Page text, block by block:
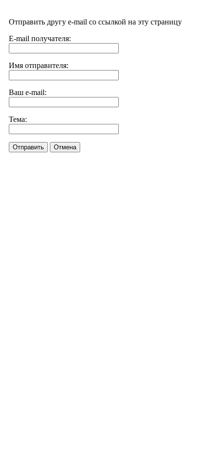
Отправить другу e-mail со ссылкой на эту страницу
E-mail получателя:
Имя отправителя:
Ваш e-mail:
Тема:
Отправить Отмена